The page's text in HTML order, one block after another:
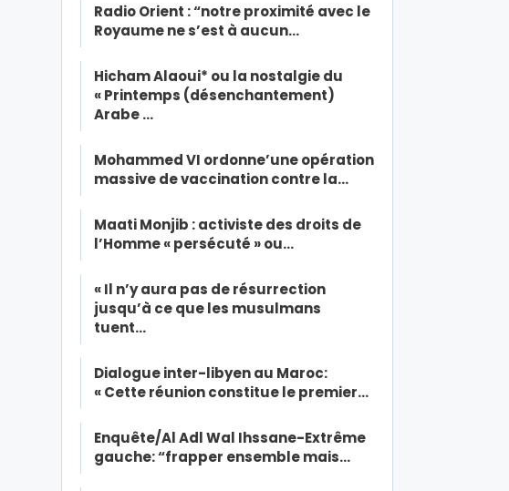
Radio Orient : “notre proximité avec le
Royaume ne s’est à aucun…
Hicham Alaoui* ou la nostalgie du
« Printemps (désenchantement)
Arabe …
Mohammed VI ordonne’une opération
massive de vaccination contre la…
Maati Monjib : activiste des droits de
l’Homme « persécuté » ou…
« Il n’y aura pas de résurrection
jusqu’à ce que les musulmans
tuent…
Dialogue inter-libyen au Maroc:
« Cette réunion constitue le premier…
Enquête/Al Adl Wal Ihssane-Extrême
gauche: “frapper ensemble mais…